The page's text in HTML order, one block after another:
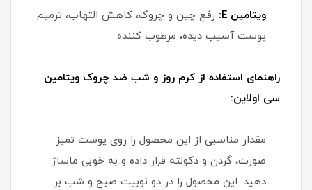
ویتامین E:
رفع چین و چروک، کاهش التهاب، ترمیم
پوست آسیب دیده، مرطوب کننده
راهنمای استفاده از کرم روز و شب ضد چروک ویتامین
سی اولاین:
مقدار مناسبی از این محصول را روی پوست تمیز
صورت، گردن و دکولته قرار داده و به خوبی ماساژ
دهید. این محصول را در دو نوبیت صبح و شب بر